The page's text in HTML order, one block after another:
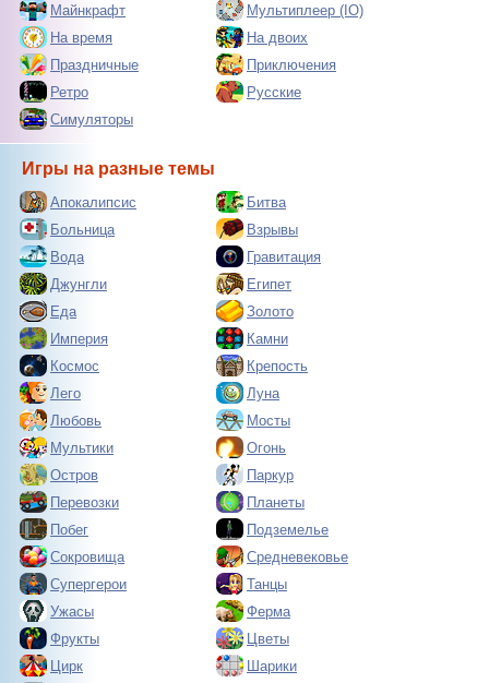
Майнкрафт
Мультиплеер (IO)
На время
На двоих
Праздничные
Приключения
Ретро
Русские
Симуляторы
Игры на разные темы
Апокалипсис
Битва
Больница
Взрывы
Вода
Гравитация
Джунгли
Египет
Еда
Золото
Империя
Камни
Космос
Крепость
Лего
Луна
Любовь
Мосты
Мультики
Огонь
Остров
Паркур
Перевозки
Планеты
Побег
Подземелье
Сокровища
Средневековье
Супергерои
Танцы
Ужасы
Ферма
Фрукты
Цветы
Цирк
Шарики